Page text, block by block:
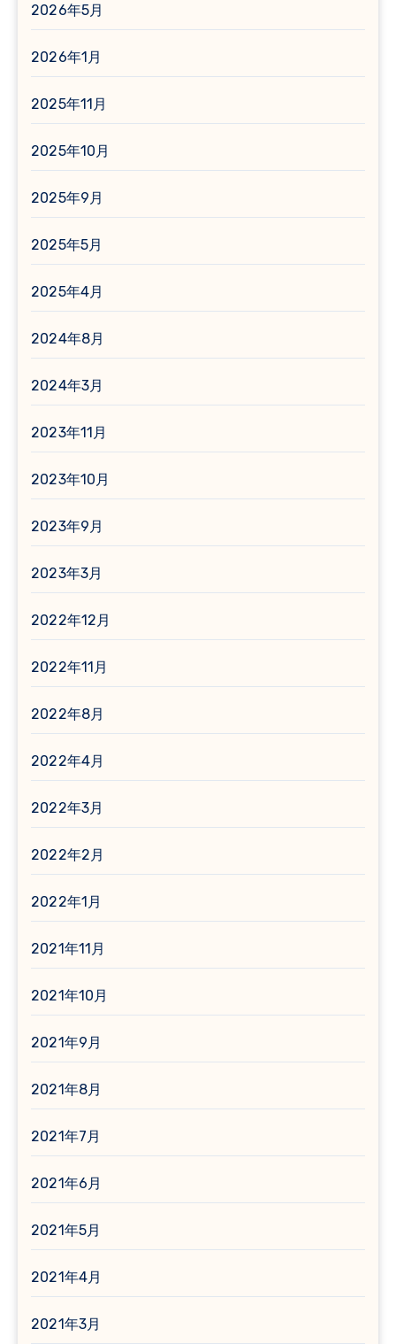
2026年5月
2026年1月
2025年11月
2025年10月
2025年9月
2025年5月
2025年4月
2024年8月
2024年3月
2023年11月
2023年10月
2023年9月
2023年3月
2022年12月
2022年11月
2022年8月
2022年4月
2022年3月
2022年2月
2022年1月
2021年11月
2021年10月
2021年9月
2021年8月
2021年7月
2021年6月
2021年5月
2021年4月
2021年3月